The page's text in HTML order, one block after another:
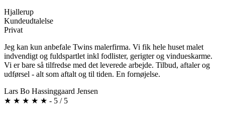
Hjallerup
Kundeudtalelse
Privat
Jeg kan kun anbefale Twins malerfirma. Vi fik hele huset malet
indvendigt og fuldspartlet inkl fodlister, gerigter og vindueskarme.
Vi er bare så tilfredse med det leverede arbejde. Tilbud, aftaler og
udførsel - alt som aftalt og til tiden. En fornøjelse.
Lars Bo Hassinggaard Jensen
★ ★ ★ ★ ★ - 5 / 5